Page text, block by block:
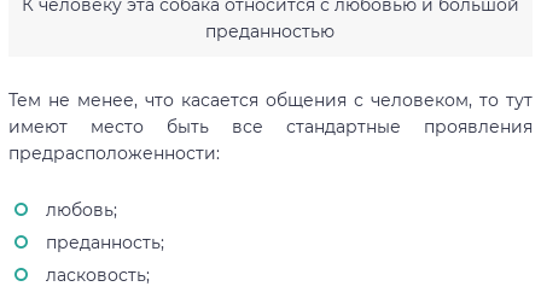
К человеку эта собака относится с любовью и большой
преданностью
Тем не менее, что касается общения с человеком, то тут
имеют место быть все стандартные проявления
предрасположенности:
любовь;
преданность;
ласковость;